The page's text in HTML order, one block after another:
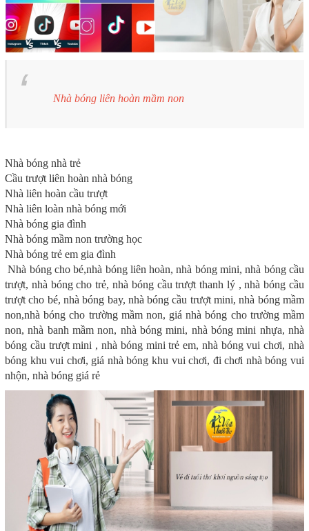
Nhà bóng liên hoàn mầm non
Nhà bóng nhà trẻ
Cầu trượt liên hoàn nhà bóng
Nhà liên hoàn cầu trượt
Nhà liên loàn nhà bóng mới
Nhà bóng gia đình
Nhà bóng mầm non trường học
Nhà bóng trẻ em gia đình
Nhà bóng cho bé,nhà bóng liên hoàn, nhà bóng mini, nhà bóng cầu
trượt, nhà bóng cho trẻ, nhà bóng cầu trượt thanh lý , nhà bóng cầu
trượt cho bé, nhà bóng bay, nhà bóng cầu trượt mini, nhà bóng mầm
non,nhà bóng cho trường mầm non, giá nhà bóng cho trường mầm
non, nhà banh mầm non, nhà bóng mini, nhà bóng mini nhựa, nhà
bóng cầu trượt mini , nhà bóng mini trẻ em, nhà bóng vui chơi, nhà
bóng khu vui chơi, giá nhà bóng khu vui chơi, đi chơi nhà bóng vui
nhộn, nhà bóng giá rẻ